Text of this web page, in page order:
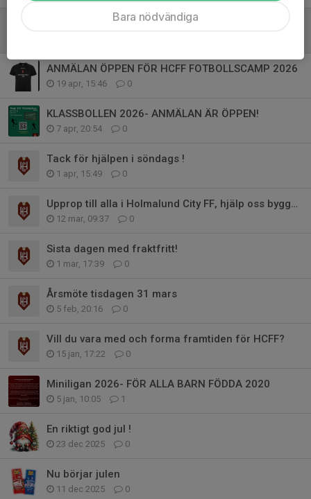
Efteranmälan hålls öppen några dagar till!
ANMÄLAN ÖPPEN FÖR HCFF FOTBOLLSCAMP 2026
19 apr, 15:46 0
KLASSBOLLEN 2026- ANMÄLAN ÄR ÖPPEN!
7 apr, 20:54 0
Tack för hjälpen i söndags !
1 apr, 15:49 0
Upprop till alla i Holmalund City FF, hjälp oss bygga vår nya kiosk!
12 mar, 09:37 0
Sista dagen med fraktfritt!
1 mar, 17:39 0
Årsmöte tisdagen 31 mars
5 feb, 20:16 0
Vill du vara med och forma framtiden för HCFF?
15 jan, 17:22 0
Miniligan 2026- FÖR ALLA BARN FÖDDA 2020
5 jan, 10:05 1
En riktigt god jul !
23 dec 2025 0
Nu börjar julen
11 dec 2025 0
Bara nödvändiga